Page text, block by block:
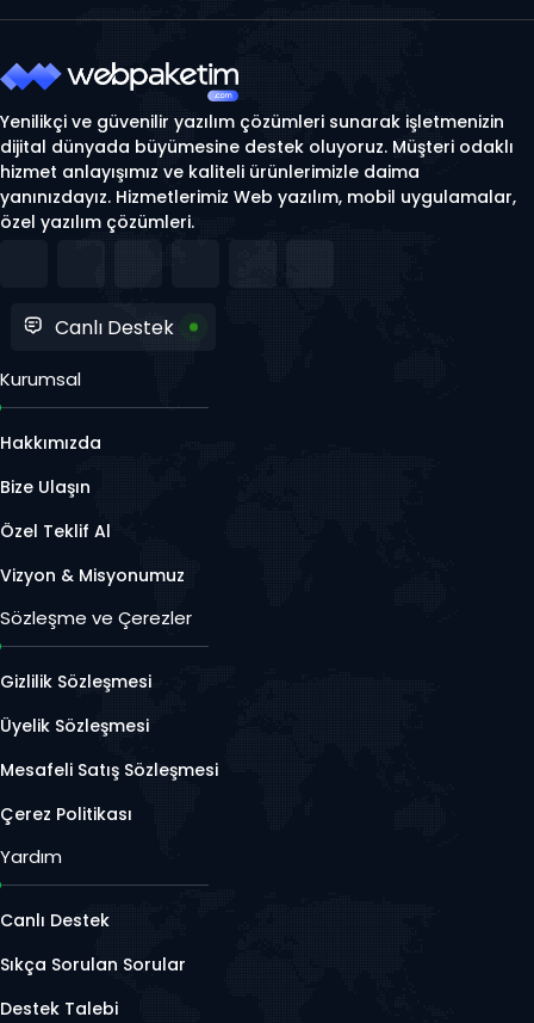
Yenilikçi ve güvenilir yazılım çözümleri sunarak işletmenizin
dijital dünyada büyümesine destek oluyoruz. Müşteri odaklı
hizmet anlayışımız ve kaliteli ürünlerimizle daima
yanınızdayız. Hizmetlerimiz Web yazılım, mobil uygulamalar,
özel yazılım çözümleri.
Canlı Destek
Kurumsal
Hakkımızda
Bize Ulaşın
Özel Teklif Al
Vizyon & Misyonumuz
Sözleşme ve Çerezler
Gizlilik Sözleşmesi
Üyelik Sözleşmesi
Mesafeli Satış Sözleşmesi
Çerez Politikası
Yardım
Canlı Destek
Sıkça Sorulan Sorular
Destek Talebi